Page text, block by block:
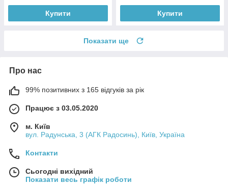
Купити Купити
Показати ще
Про нас
99% позитивних з 165 відгуків за рік
Працює з 03.05.2020
м. Київ
вул. Радунська, 3 (АГК Радосинь), Київ, Україна
Контакти
Сьогодні вихідний
Показати весь графік роботи